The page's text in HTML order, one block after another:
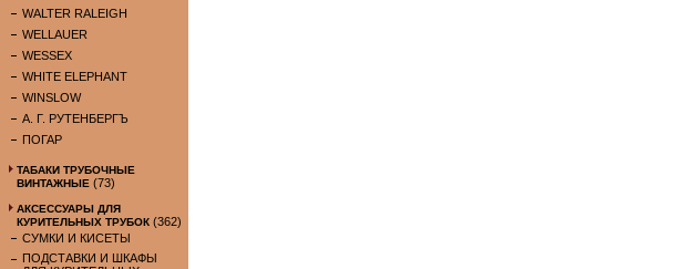
WALTER RALEIGH
WELLAUER
WESSEX
WHITE ELEPHANT
WINSLOW
А. Г. РУТЕНБЕРГЪ
ПОГАР
ТАБАКИ ТРУБОЧНЫЕ
ВИНТАЖНЫЕ (73)
АКСЕССУАРЫ ДЛЯ
КУРИТЕЛЬНЫХ ТРУБОК (362)
СУМКИ И КИСЕТЫ
ПОДСТАВКИ И ШКАФЫ